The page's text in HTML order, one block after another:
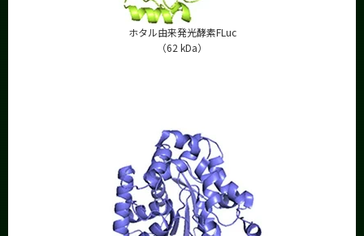
ホタル由来発光酵素FLuc
（62 kDa）